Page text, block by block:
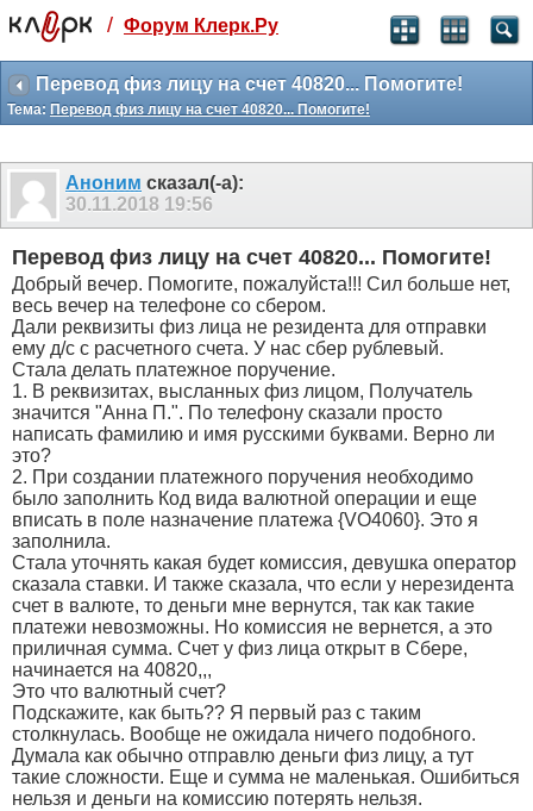
Святые угодники, Клерк без рекламы
прекрасен:)
месяц
3 месяца
259
₽
-10%
499 ₽
-15%
Отмена Оплатить
/ Форум Клерк.Ру
Перевод физ лицу на счет 40820... Помогите!
Тема: Перевод физ лицу на счет 40820... Помогите!
Аноним сказал(-а):
30.11.2018 19:56
Перевод физ лицу на счет 40820... Помогите!
Добрый вечер. Помогите, пожалуйста!!! Сил больше нет,
весь вечер на телефоне со сбером.
Дали реквизиты физ лица не резидента для отправки
ему д/с с расчетного счета. У нас сбер рублевый.
Стала делать платежное поручение.
1. В реквизитах, высланных физ лицом, Получатель
значится "Анна П.". По телефону сказали просто
написать фамилию и имя русскими буквами. Верно ли
это?
2. При создании платежного поручения необходимо
было заполнить Код вида валютной операции и еще
вписать в поле назначение платежа {VO4060}. Это я
заполнила.
Стала уточнять какая будет комиссия, девушка оператор
сказала ставки. И также сказала, что если у нерезидента
счет в валюте, то деньги мне вернутся, так как такие
платежи невозможны. Но комиссия не вернется, а это
приличная сумма. Счет у физ лица открыт в Сбере,
начинается на 40820,,,
Это что валютный счет?
Подскажите, как быть?? Я первый раз с таким
столкнулась. Вообще не ожидала ничего подобного.
Думала как обычно отправлю деньги физ лицу, а тут
такие сложности. Еще и сумма не маленькая. Ошибиться
нельзя и деньги на комиссию потерять нельзя.